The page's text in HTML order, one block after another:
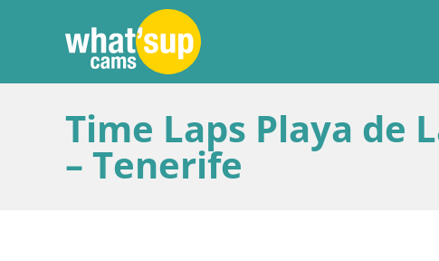
Time Laps Playa de
– Tenerife